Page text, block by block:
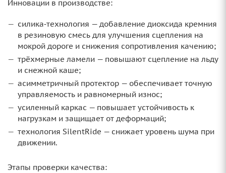
Инновации в производстве:
силика‑технология — добавление диоксида кремния
в резиновую смесь для улучшения сцепления на
мокрой дороге и снижения сопротивления качению;
трёхмерные ламели — повышают сцепление на льду
и снежной каше;
асимметричный протектор — обеспечивает точную
управляемость и равномерный износ;
усиленный каркас — повышает устойчивость к
нагрузкам и защищает от деформаций;
технология SilentRide — снижает уровень шума при
движении.
Этапы проверки качества: